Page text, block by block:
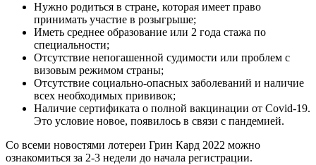
Нужно родиться в стране, которая имеет право
принимать участие в розыгрыше;
Иметь среднее образование или 2 года стажа по
специальности;
Отсутствие непогашенной судимости или проблем с
визовым режимом страны;
Отсутствие социально-опасных заболеваний и наличие
всех необходимых прививок;
Наличие сертификата о полной вакцинации от Covid-19.
Это условие новое, появилось в связи с пандемией.
Со всеми новостями лотереи Грин Кард 2022 можно
ознакомиться за 2-3 недели до начала регистрации.